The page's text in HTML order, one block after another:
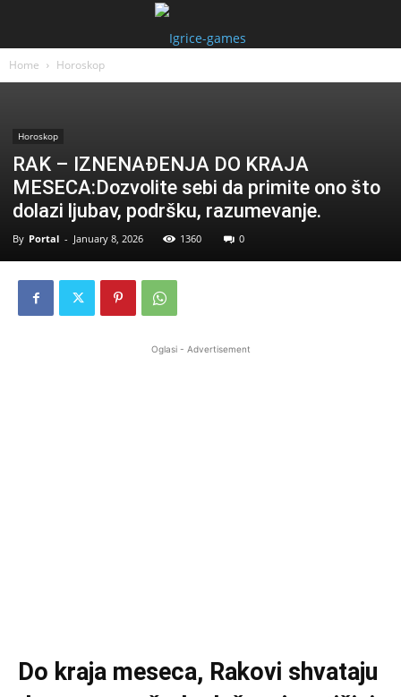
Home Horoskop
Horoskop
RAK – IZNENAĐENJA DO KRAJA
MESECA:Dozvolite sebi da primite ono što
dolazi ljubav, podršku, razumevanje.
By Portal - January 8, 2026 1360 0
Oglasi - Advertisement
Do kraja meseca, Rakovi shvataju